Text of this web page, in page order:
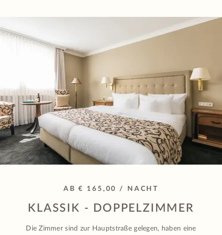
KLASSIK - DOPPELZIMMER
AB € 165,00 / NACHT
Die Zimmer sind zur Hauptstraße gelegen, haben eine